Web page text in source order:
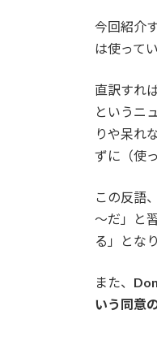
今回紹介
は使って
直訳すれ
というニ
りや呆れ
ずに（使
この反語
～だ」と
る」とな
また、
いう同意